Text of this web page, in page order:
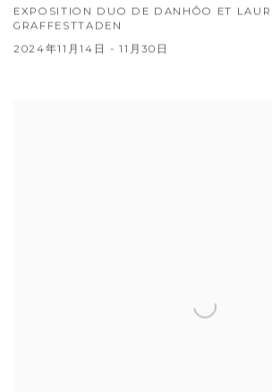
EXPOSITION DUO DE DANHÔO ET
GRAFFESTTADEN
2024年11月14日 - 11月30日